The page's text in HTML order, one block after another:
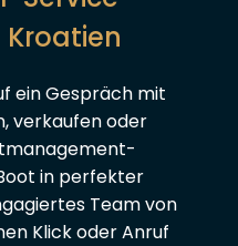
ein Gespräch mit
verkaufen oder
in perfekter
Team von
Klick oder Anruf